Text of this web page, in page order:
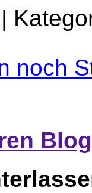
|
noch
Blog